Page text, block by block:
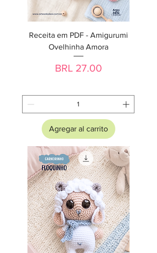
Receita em PDF - Amigurumi
Ovelhinha Amora
Precio
BRL 27.00
Agregar al carrito